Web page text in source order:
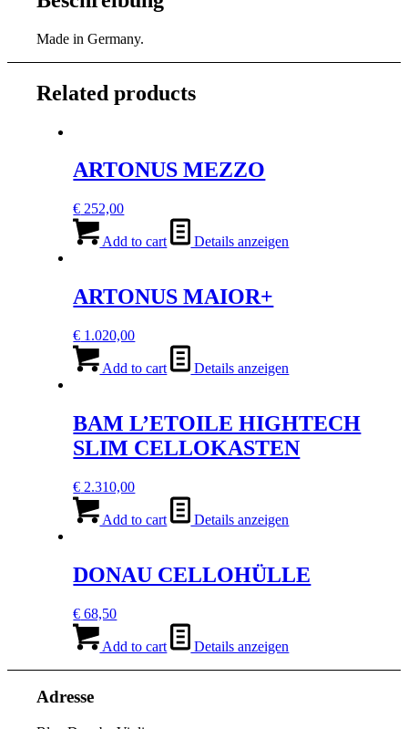
Made in Germany.
Related products
ARTONUS MEZZO
€ 252,00
Add to cart Details anzeigen
ARTONUS MAIOR+
€ 1.020,00
Add to cart Details anzeigen
BAM L’ETOILE HIGHTECH
SLIM CELLOKASTEN
€ 2.310,00
Add to cart Details anzeigen
DONAU CELLOHÜLLE
€ 68,50
Add to cart Details anzeigen
Adresse